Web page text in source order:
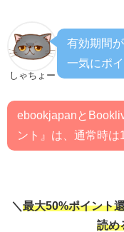
しゃちょー
有効期間
一気にポ
ebookjapanと
ント』は、通常時は
＼ 最大50%ポイント
読め